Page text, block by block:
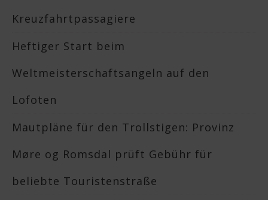
Kreuzfahrtpassagiere
Heftiger Start beim
Weltmeisterschaftsangeln auf den
Lofoten
Mautpläne für den Trollstigen: Provinz
Møre og Romsdal prüft Gebühr für
beliebte Touristenstraße